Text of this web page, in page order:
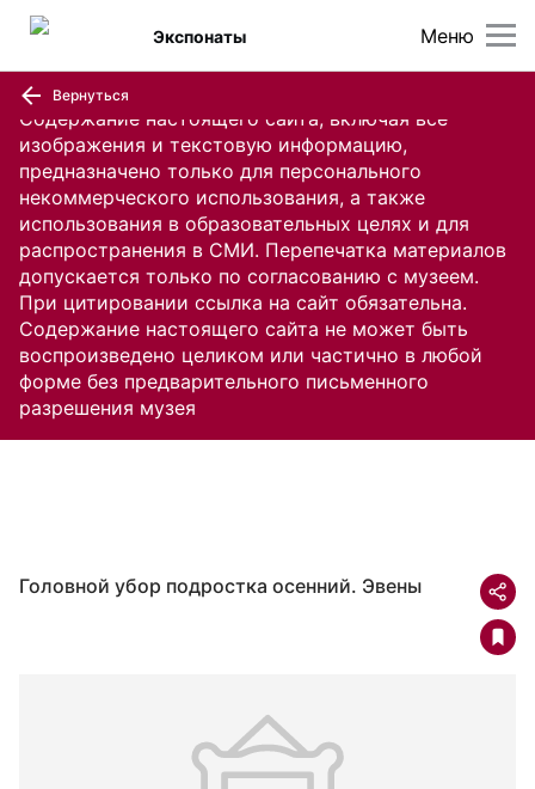
Содержание настоящего сайта, включая все
изображения и текстовую информацию,
предназначено только для персонального
некоммерческого использования, а также
использования в образовательных целях и для
распространения в СМИ. Перепечатка материалов
допускается только по согласованию с музеем.
При цитировании ссылка на сайт обязательна.
Содержание настоящего сайта не может быть
воспроизведено целиком или частично в любой
форме без предварительного письменного
разрешения музея
Меню
Экспонаты
Вернуться
Головной убор подростка осенний. Эвены